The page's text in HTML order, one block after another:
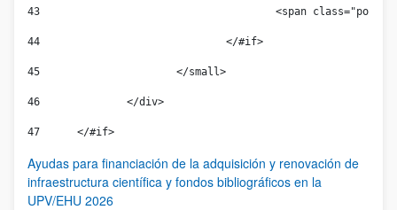
43
<span
44
				</#if>
45
			</small>
46
		</div>
47
	</#if>
Ayudas para financiación de la adquisición y renovación de
infraestructura científica y fondos bibliográficos en la
UPV/EHU 2026